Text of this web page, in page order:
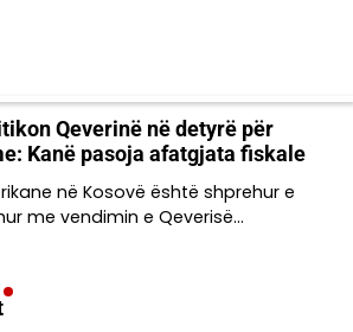
Qeverinë në detyrë për
Kanë pasoja afatgjata fiskale
në Kosovë është shprehur e
me vendimin e Qeverisë…